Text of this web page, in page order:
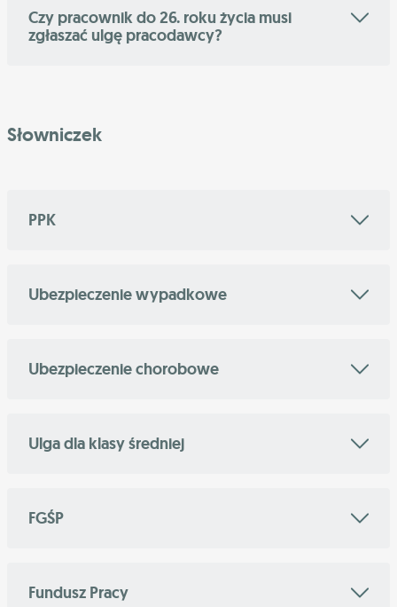
Czy pracownik do 26. roku życia musi
zgłaszać ulgę pracodawcy?
Słowniczek
PPK
Ubezpieczenie wypadkowe
Ubezpieczenie chorobowe
Ulga dla klasy średniej
FGŚP
Fundusz Pracy